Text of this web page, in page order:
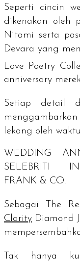
Seperti cincin
dikenakan oleh
Nitami serta
Devara yang
Love Poetry
anniversary
Setiap detail
lekang oleh
WEDDING
SELEBRITI
FRANK & CO.
Sebagai The
Clarity Diamond
Tak hanya